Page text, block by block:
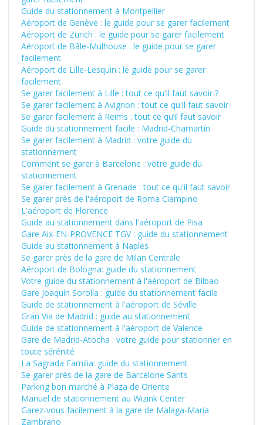
Guide du stationnement à Montpellier
Aéroport de Genève : le guide pour se garer facilement
Aéroport de Zurich : le guide pour se garer facilement
Aéroport de Bâle-Mulhouse : le guide pour se garer
facilement
Aéroport de Lille-Lesquin : le guide pour se garer
facilement
Se garer facilement à Lille : tout ce qu'il faut savoir ?
Se garer facilement à Avignon : tout ce qu'il faut savoir
Se garer facilement à Reims : tout ce qu’il faut savoir
Guide du stationnement facile : Madrid-Chamartín
Se garer facilement à Madrid : votre guide du
stationnement
Comment se garer à Barcelone : votre guide du
stationnement
Se garer facilement à Grenade : tout ce qu'il faut savoir
Se garer près de l'aéroport de Roma Ciampino
L'aéroport de Florence
Guide au stationnement dans l'aéroport de Pisa
Gare Aix-EN-PROVENCE TGV : guide du stationnement
Guide au stationnement à Naples
Se garer près de la gare de Milan Centrale
Aéroport de Bologna: guide du stationnement
Votre guide du stationnement à l'aéroport de Bilbao
Gare Joaquín Sorolla : guide du stationnement facile
Guide de stationnement à l'aéroport de Séville
Gran Via de Madrid : guide au stationnement
Guide de stationnement à l'aéroport de Valence
Gare de Madrid-Atocha : votre guide pour stationner en
toute sérénité
La Sagrada Familia: guide du stationnement
Se garer près de la gare de Barcelone Sants
Parking bon marché à Plaza de Oriente
Manuel de stationnement au Wizink Center
Garez-vous facilement à la gare de Malaga-Maria
Zambrano